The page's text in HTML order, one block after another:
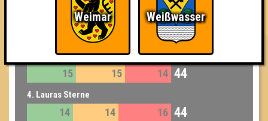
4. Quizzlers Mom
15 16 44
4. Gleis 26
15 15 14 44
4. Lauras Sterne
14 14 16 44
Weimar Weißwasser